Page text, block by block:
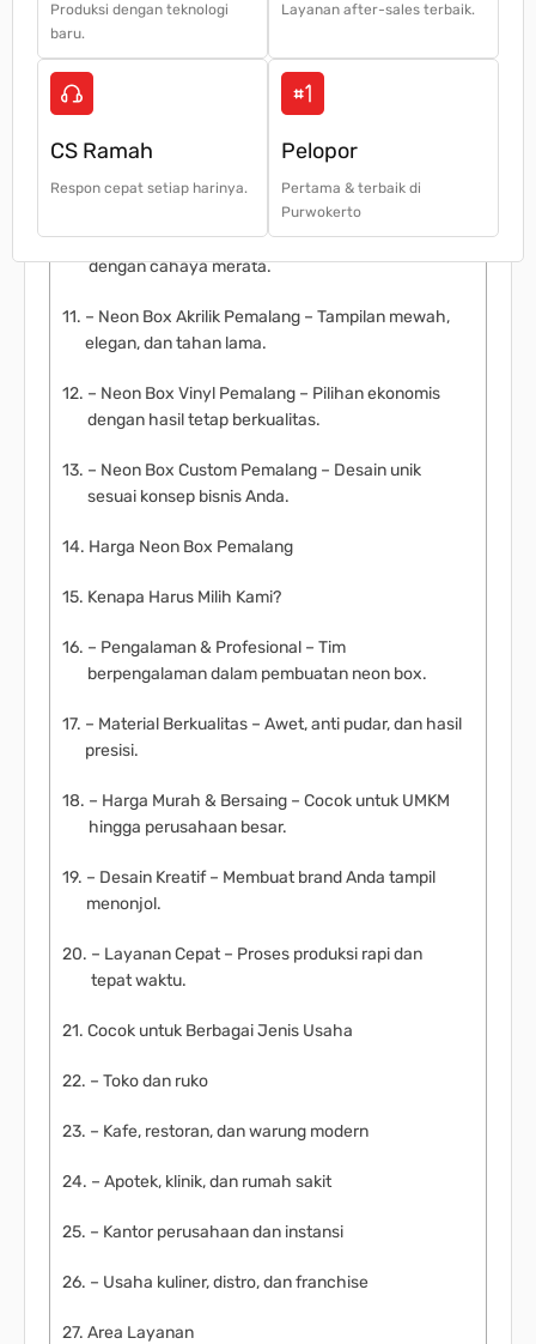
– Awet & tahan cuaca – Menggunakan bahan
akrilik, vinyl, serta LED hemat energi.
Jenis Neon Box yang Kami Sediakan
Kami melayani berbagai kebutuhan neon box di
Pemalang, antara lain
– Neon Box LED Pemalang – Hemat listrik
dengan cahaya merata.
– Neon Box Akrilik Pemalang – Tampilan mewah,
elegan, dan tahan lama.
– Neon Box Vinyl Pemalang – Pilihan ekonomis
dengan hasil tetap berkualitas.
– Neon Box Custom Pemalang – Desain unik
sesuai konsep bisnis Anda.
Harga Neon Box Pemalang
Kenapa Harus Milih Kami?
– Pengalaman & Profesional – Tim
berpengalaman dalam pembuatan neon box.
– Material Berkualitas – Awet, anti pudar, dan hasil
presisi.
– Harga Murah & Bersaing – Cocok untuk UMKM
hingga perusahaan besar.
– Desain Kreatif – Membuat brand Anda tampil
menonjol.
– Layanan Cepat – Proses produksi rapi dan
tepat waktu.
Cocok untuk Berbagai Jenis Usaha
– Toko dan ruko
– Kafe, restoran, dan warung modern
– Apotek, klinik, dan rumah sakit
– Kantor perusahaan dan instansi
– Usaha kuliner, distro, dan franchise
Area Layanan
Produksi dengan teknologi
baru.
Layanan after-sales terbaik.
CS Ramah
Respon cepat setiap harinya.
Pelopor
Pertama & terbaik di
Purwokerto